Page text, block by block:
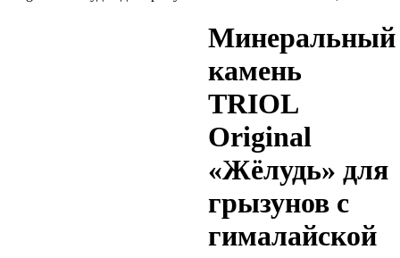
Минеральный
камень
TRIOL
Original
«Жёлудь» для
грызунов с
гималайской